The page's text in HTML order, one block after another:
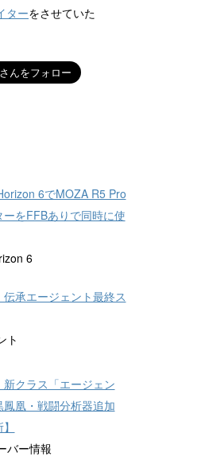
ターをさせていた
6でMOZA R5 Pro
ーをFFBありで同時に使
6
伝承エージェント最終ス
ト
新クラス「エージェン
鳳凰・戦闘分析器追加
バー情報